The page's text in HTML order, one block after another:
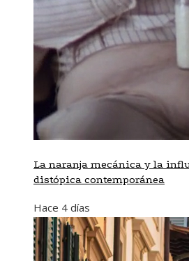
La naranja mecánica y la
distópica contemporánea
Hace 4 días